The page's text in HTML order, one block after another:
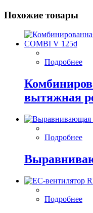
Похожие товары
Подробнее
вытяжная
Подробнее
Подробнее